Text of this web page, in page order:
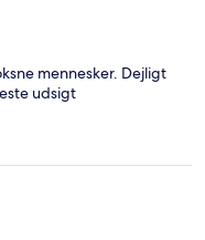
mennesker. Dejligt
udsigt